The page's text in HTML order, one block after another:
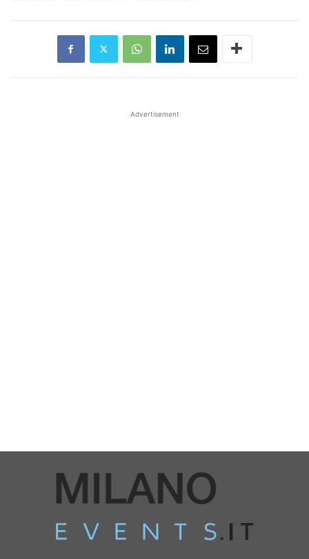
Advertisement